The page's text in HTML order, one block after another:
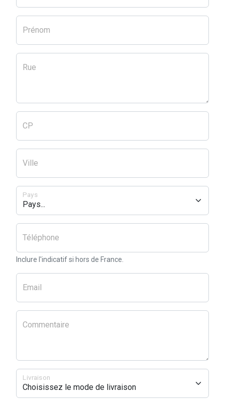
Prénom
Rue
CP
Ville
Pays
Téléphone
Inclure l'indicatif si hors de France.
Email
Commentaire
Livraison